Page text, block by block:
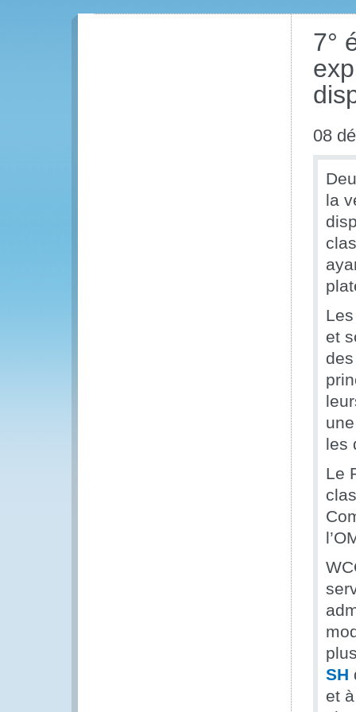
7°
08
la
et
les
Le
SH
et